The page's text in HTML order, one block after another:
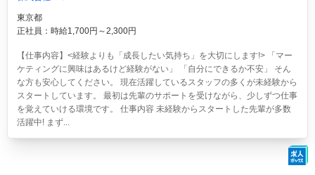
東京都
正社員：時給1,700円～2,300円
【仕事内容】<経験よりも「成長したい気持ち」を大切にします!> 「マー
ケティングに興味はあるけど経験がない」 「自分にできるか不安」 そん
な方も安心してください。 現在活躍しているスタッフの多くが未経験から
スタートしています。 最初は先輩のサポートを受けながら、少しずつ仕事
を覚えていける環境です。 仕事内容 未経験からスタートした先輩が多数
活躍中! まず...